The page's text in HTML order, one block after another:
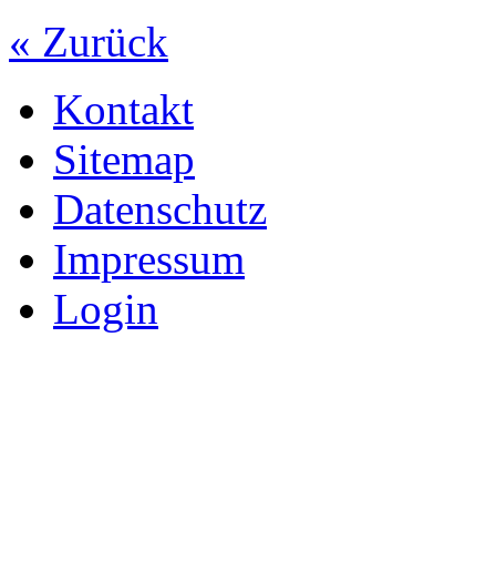
« Zurück
Kontakt
Sitemap
Datenschutz
Impressum
Login